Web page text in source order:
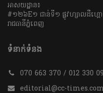
អាសយដ្ឋាន៖
#១២៦E១ ជាន់ទី១ ផ្លូវហ្សាលដឺហ្គ
រាជធានីភ្នំពេញ
ទំនាក់ទំនង
070 663 370 / 012 330
editorial@cc-